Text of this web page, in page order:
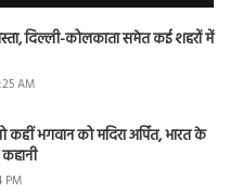
दिल्ली-कोलकाता समेत कई शहरों में
AM
कहीं भगवान को मदिरा अर्पित, भारत के
PM